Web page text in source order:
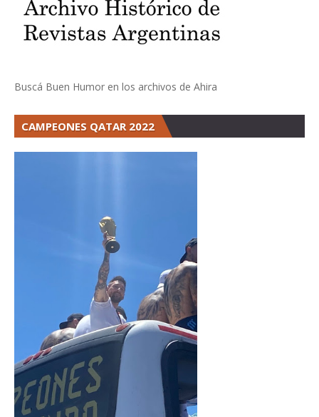
Buscá Buen Humor en los archivos de Ahira
CAMPEONES QATAR 2022